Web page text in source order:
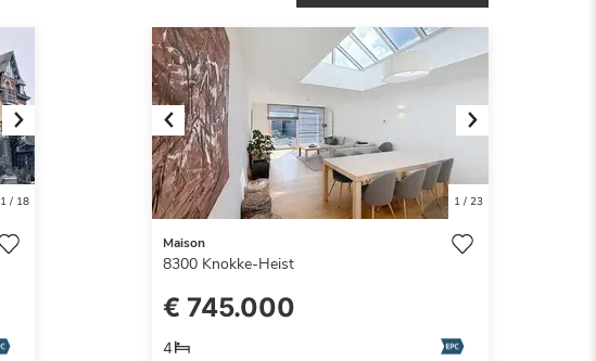
Next
1/ 18
Previous Next
1/ 23
Maison
8300 Knokke-Heist
€ 745.000
4